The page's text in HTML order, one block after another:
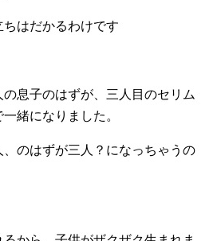
はだかるわけです
息子のはずが、三人目のセリム
緒になりました。
のはずが三人？になっちゃうの